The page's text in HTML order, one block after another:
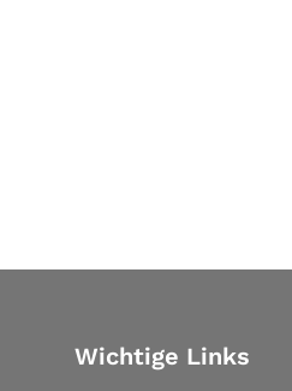
Wichtige Links